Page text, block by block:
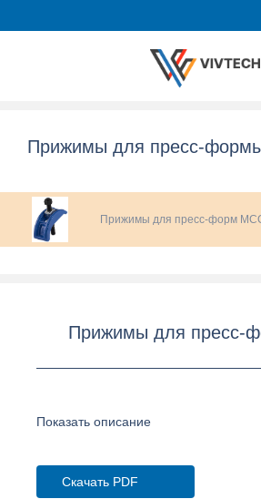
Прижимы для пресс-
Прижимы для пресс-форм
Прижимы для пресс-
Показать описание
Скачать PDF